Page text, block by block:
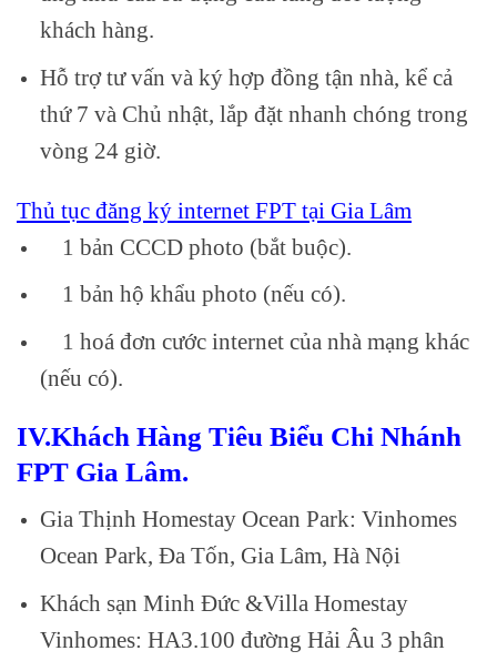
khách hàng.
Hỗ trợ tư vấn và ký hợp đồng tận nhà, kể cả
thứ 7 và Chủ nhật, lắp đặt nhanh chóng trong
vòng 24 giờ.
Thủ tục đăng ký internet FPT tại Gia Lâm
1 bản CCCD photo (bắt buộc).
1 bản hộ khẩu photo (nếu có).
1 hoá đơn cước internet của nhà mạng khác
(nếu có).
IV.Khách Hàng Tiêu Biểu Chi Nhánh
FPT Gia Lâm.
Gia Thịnh Homestay Ocean Park: Vinhomes
Ocean Park, Đa Tốn, Gia Lâm, Hà Nội
Khách sạn Minh Đức &Villa Homestay
Vinhomes: HA3.100 đường Hải Âu 3 phân